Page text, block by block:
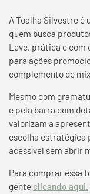
A Toalha Silvestre é
quem busca
Leve, prática e com
para ações
complemento de
Mesmo com
e pela barra com
valorizam a
escolha estratégica
acessível sem abrir
Para comprar essa
gente clicando aqui.